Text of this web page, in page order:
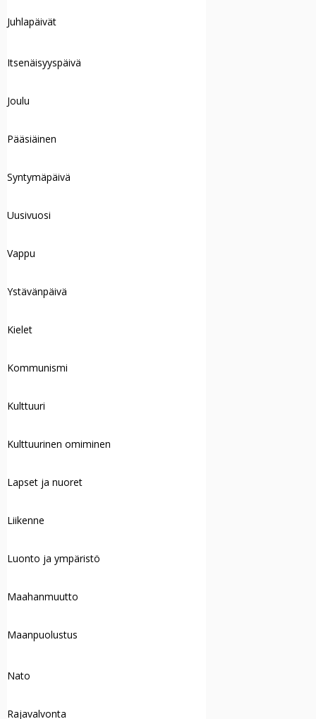
Juhlapäivät
Itsenäisyyspäivä
Joulu
Pääsiäinen
Syntymäpäivä
Uusivuosi
Vappu
Ystävänpäivä
Kielet
Kommunismi
Kulttuuri
Kulttuurinen omiminen
Lapset ja nuoret
Liikenne
Luonto ja ympäristö
Maahanmuutto
Maanpuolustus
Nato
Rajavalvonta